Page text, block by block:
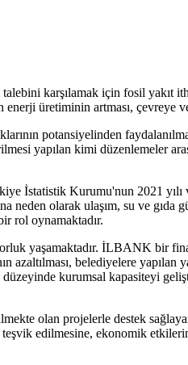
karşılamak için fosil yakıt
üretiminin artması, çevreye
potansiyelinden
yapılan kimi düzenlemeler
İstatistik Kurumu'nun 2021
olarak ulaşım, su ve gıda
rol oynamaktadır.
yaşamaktadır. İLBANK bir
belediyelere yapılan
kurumsal kapasiteyi
olan projelerle destek
edilmesine, ekonomik etkilerin